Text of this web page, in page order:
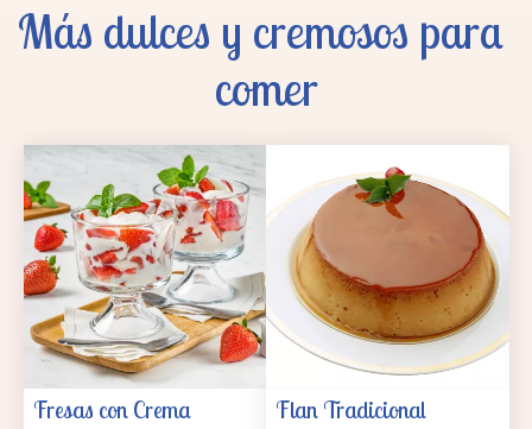
Más dulces y cremosos para
comer
Fresas con Crema Flan Tradicional